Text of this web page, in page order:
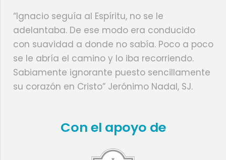
“Ignacio seguía al Espíritu, no se le
adelantaba. De ese modo era conducido
con suavidad a donde no sabía. Poco a poco
se le abría el camino y lo iba recorriendo.
Sabiamente ignorante puesto sencillamente
su corazón en Cristo” Jerónimo Nadal, SJ.
Con el apoyo de